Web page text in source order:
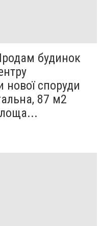
будинок
нової споруди
87 м2